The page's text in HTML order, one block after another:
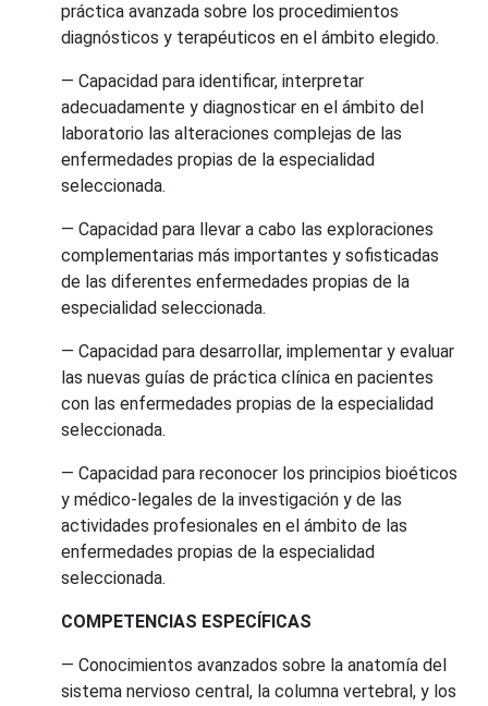
práctica avanzada sobre los procedimientos
diagnósticos y terapéuticos en el ámbito elegido.
— Capacidad para identificar, interpretar
adecuadamente y diagnosticar en el ámbito del
laboratorio las alteraciones complejas de las
enfermedades propias de la especialidad
seleccionada.
— Capacidad para llevar a cabo las exploraciones
complementarias más importantes y sofisticadas
de las diferentes enfermedades propias de la
especialidad seleccionada.
— Capacidad para desarrollar, implementar y evaluar
las nuevas guías de práctica clínica en pacientes
con las enfermedades propias de la especialidad
seleccionada.
— Capacidad para reconocer los principios bioéticos
y médico-legales de la investigación y de las
actividades profesionales en el ámbito de las
enfermedades propias de la especialidad
seleccionada.
COMPETENCIAS ESPECÍFICAS
— Conocimientos avanzados sobre la anatomía del
sistema nervioso central, la columna vertebral, y los